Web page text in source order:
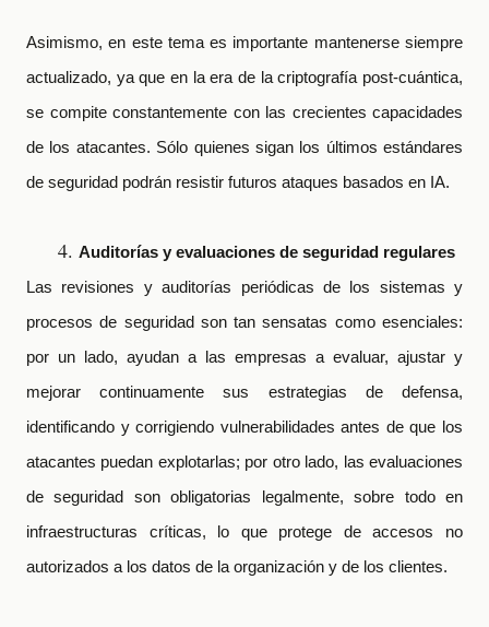
Asimismo, en este tema es importante mantenerse siempre
actualizado, ya que en la era de la criptografía post-cuántica,
se compite constantemente con las crecientes capacidades
de los atacantes. Sólo quienes sigan los últimos estándares
de seguridad podrán resistir futuros ataques basados en IA.
Auditorías y evaluaciones de seguridad regulares
Las revisiones y auditorías periódicas de los sistemas y
procesos de seguridad son tan sensatas como esenciales:
por un lado, ayudan a las empresas a evaluar, ajustar y
mejorar continuamente sus estrategias de defensa,
identificando y corrigiendo vulnerabilidades antes de que los
atacantes puedan explotarlas; por otro lado, las evaluaciones
de seguridad son obligatorias legalmente, sobre todo en
infraestructuras críticas, lo que protege de accesos no
autorizados a los datos de la organización y de los clientes.